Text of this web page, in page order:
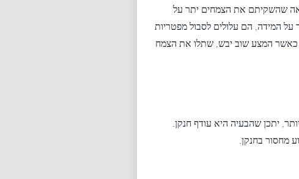
שהשקיתם את הצמחים יתר על
המידה, הם עלולים לסבול מפטריות
שקרה? הוציאו את הצמח מהאדמה ושטפו את השורשים במי חמצן בריכוז 3 אחוז. כאשר המצע שוב יבש, שתלו את הצמח
יתכן שהבעיה היא עודף חנקן.
מחסור בחנקן.